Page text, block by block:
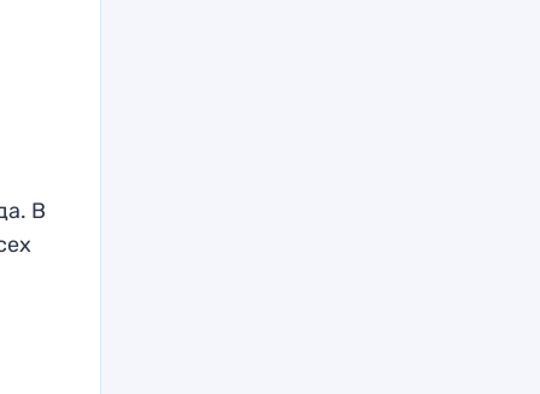
В